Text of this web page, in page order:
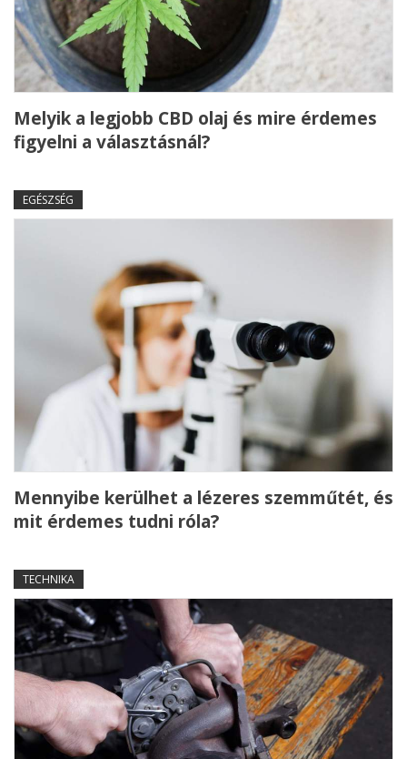
Melyik a legjobb CBD olaj és mire érdemes
figyelni a választásnál?
EGÉSZSÉG
Mennyibe kerülhet a lézeres szemműtét, és
mit érdemes tudni róla?
TECHNIKA